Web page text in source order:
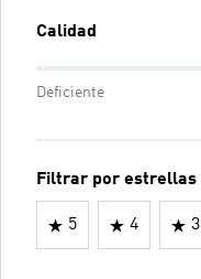
Calidad
Deficiente
Filtrar por estrellas
5 4 3